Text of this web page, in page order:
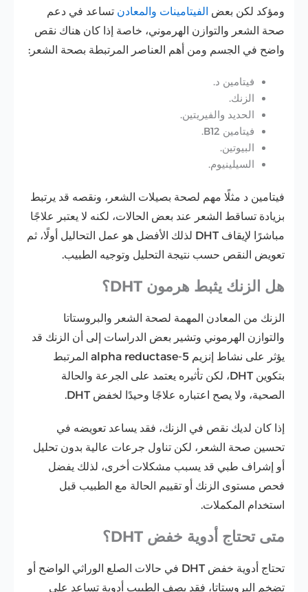
ومؤكد لكن بعض الفيتامينات والمعادن تساعد في دعم
صحة الشعر والتوازن الهرموني، خاصة إذا كان هناك نقص
واضح في الجسم ومن أهم العناصر المرتبطة بصحة الشعر:
فيتامين د.
الزنك.
الحديد والفيريتين.
فيتامين B12.
البيوتين.
السيلينيوم.
فيتامين د مثلًا مهم لصحة بصيلات الشعر، ونقصه قد يرتبط
بزيادة تساقط الشعر عند بعض الحالات، لكنه لا يعتبر علاجًا
مباشرًا لإيقاف DHT لذلك الأفضل هو عمل التحاليل أولًا، ثم
تعويض النقص حسب نتيجة التحليل وتوجيه الطبيب.
هل الزنك يثبط هرمون DHT؟
الزنك من المعادن المهمة لصحة الشعر والبروستاتا
والتوازن الهرموني وتشير بعض الدراسات إلى أن الزنك قد
يؤثر على نشاط إنزيم 5-alpha reductase المرتبط
بتكوين DHT، لكن تأثيره يعتمد على الجرعة والحالة
الصحية، ولا يصح اعتباره علاجًا وحيدًا لخفض DHT.
إذا كان لديك نقص في الزنك، فقد يساعد تعويضه في
تحسين صحة الشعر، لكن تناول جرعات عالية بدون تحليل
أو إشراف طبي قد يسبب مشكلات أخرى، لذلك يفضل
فحص مستوى الزنك أو تقييم الحالة مع الطبيب قبل
استخدام المكملات.
متى تحتاج أدوية خفض DHT؟
تحتاج أدوية خفض DHT في حالات الصلع الوراثي الواضح أو
تضخم البروستاتا، فقد يصف الطبيب أدوية تساعد على